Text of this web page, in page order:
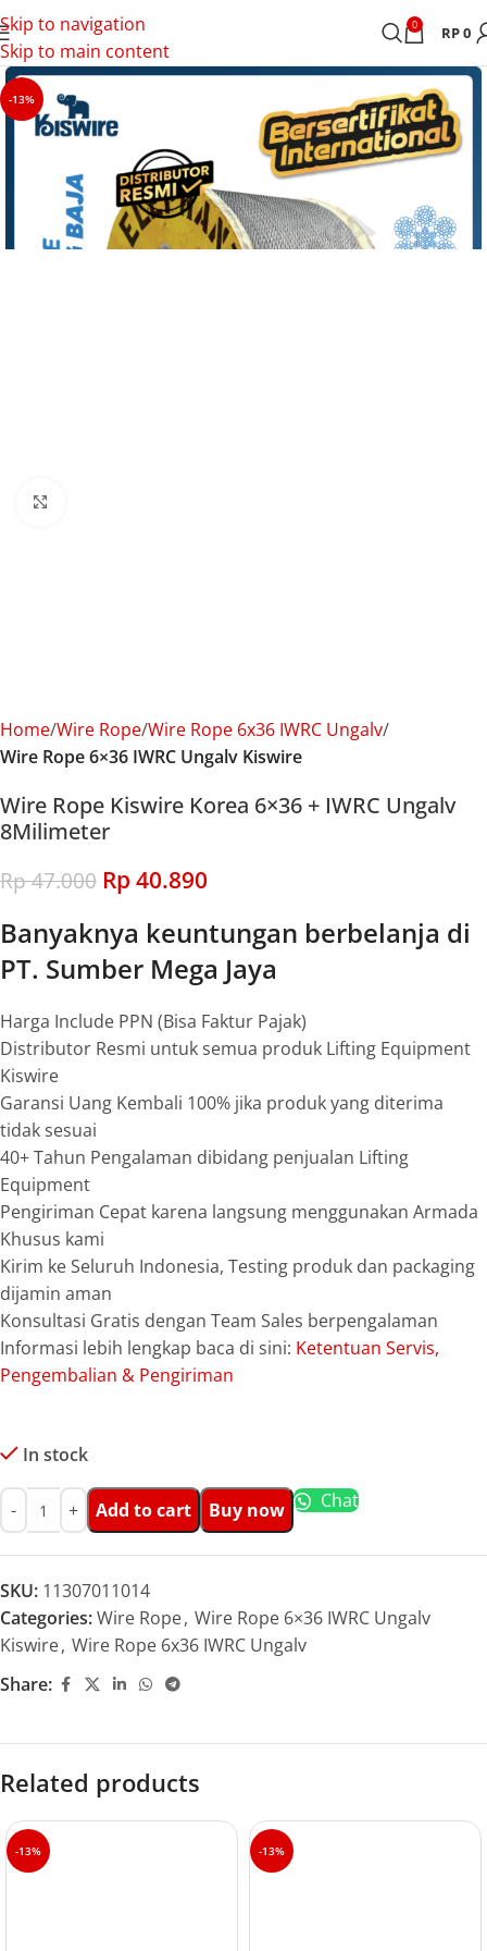
Skip to navigation
Skip to main content
0 RP0
-13%
Home Wire Rope Wire Rope 6x36 IWRC Ungalv
Wire Rope 6×36 IWRC Ungalv Kiswire
Wire Rope Kiswire Korea 6×36 + IWRC Ungalv
8Milimeter
Rp47.000 Rp 40.890
Banyaknya keuntungan berbelanja di
PT. Sumber Mega Jaya
Harga Include PPN (Bisa Faktur Pajak)
Distributor Resmi untuk semua produk Lifting Equipment
Kiswire
Garansi Uang Kembali 100% jika produk yang diterima
tidak sesuai
40+ Tahun Pengalaman dibidang penjualan Lifting
Equipment
Pengiriman Cepat karena langsung menggunakan Armada
Khusus kami
Kirim ke Seluruh Indonesia, Testing produk dan packaging
dijamin aman
Konsultasi Gratis dengan Team Sales berpengalaman
Informasi lebih lengkap baca di sini: Ketentuan Servis,
Pengembalian & Pengiriman
In stock
Add to cart Buy now Chat
SKU: 11307011014
Categories:Wire Rope, Wire Rope 6×36 IWRC Ungalv
Kiswire, Wire Rope 6x36 IWRC Ungalv
Share:
Related products
-13% -13%